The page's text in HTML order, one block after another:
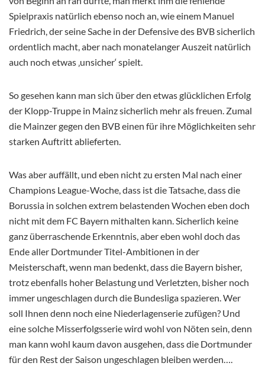
Spielpraxis natürlich ebenso noch an, wie einem Manuel
Friedrich, der seine Sache in der Defensive des BVB sicherlich
ordentlich macht, aber nach monatelanger Auszeit natürlich
auch noch etwas ‚unsicher‘ spielt.
So gesehen kann man sich über den etwas glücklichen Erfolg
der Klopp-Truppe in Mainz sicherlich mehr als freuen. Zumal
die Mainzer gegen den BVB einen für ihre Möglichkeiten sehr
starken Auftritt ablieferten.
Was aber auffällt, und eben nicht zu ersten Mal nach einer
Champions League-Woche, dass ist die Tatsache, dass die
Borussia in solchen extrem belastenden Wochen eben doch
nicht mit dem FC Bayern mithalten kann. Sicherlich keine
ganz überraschende Erkenntnis, aber eben wohl doch das
Ende aller Dortmunder Titel-Ambitionen in der
Meisterschaft, wenn man bedenkt, dass die Bayern bisher,
trotz ebenfalls hoher Belastung und Verletzten, bisher noch
immer ungeschlagen durch die Bundesliga spazieren. Wer
soll Ihnen denn noch eine Niederlagenserie zufügen? Und
eine solche Misserfolgsserie wird wohl von Nöten sein, denn
man kann wohl kaum davon ausgehen, dass die Dortmunder
für den Rest der Saison ungeschlagen bleiben werden….